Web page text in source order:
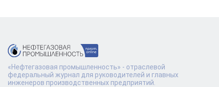
«Нефтегазовая промышленность» - отраслевой
федеральный журнал для руководителей и главных
инженеров производственных предприятий.